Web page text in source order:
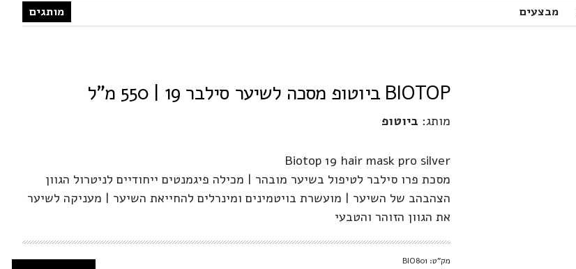
מבצעים מותגים
BIOTOP ביוטופ מסכה לשיער סילבר 19 | 550 מ"ל
מותג: ביוטופ
Biotop 19 hair mask pro silver
מסכת פרו סילבר לטיפול בשיער מובהר | מכילה פיגמנטים ייחודיים לניטרול הגוון
הצהבהב של השיער | מועשרת בויטמינים ומינרלים להחייאת השיער | מעניקה לשיער
את הגוון הזוהר והטבעי
מק"ט: BIO801